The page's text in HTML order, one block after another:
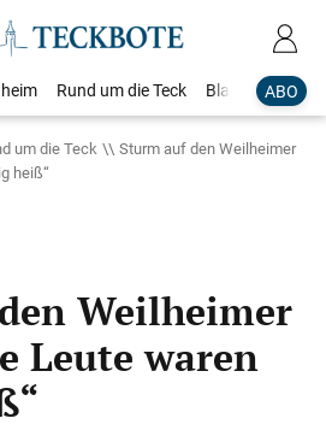
ABO
Rund um die Teck Blaulicht
um die Teck
Sturm auf den Weilheimer
heiß“
Weilheimer
Leute waren